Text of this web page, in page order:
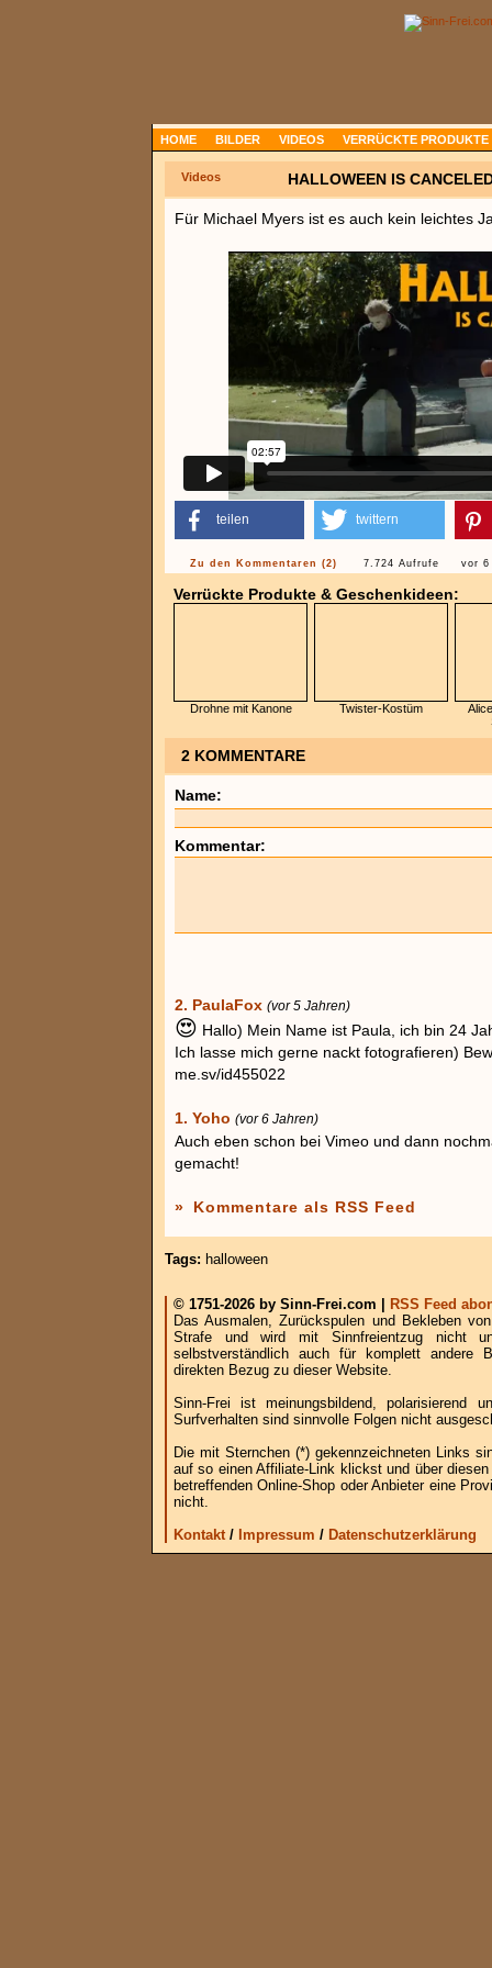
HOME BILDER VIDEOS VERRÜCKTE PRODUKTE
Videos HALLOWEEN IS
Für Michael Myers ist es auch kein leichtes
teilen twittern
Zu den Kommentaren (2) 7.724 Aufrufe vor 6
Verrückte Produkte & Geschenkideen:
Drohne mit Kanone Twister-Kostüm
2 KOMMENTARE
Name:
Kommentar:
2. PaulaFox (vor 5 Jahren)
😍 Hallo) Mein Name ist Paula, ich bin 24
Ich lasse mich gerne nackt fotografieren)
me.sv/id455022
1. Yoho (vor 6 Jahren)
Auch eben schon bei Vimeo und dann
gemacht!
» Kommentare als RSS Feed
Tags: halloween
© 1751-2026 by Sinn-Frei.com |
RSS Feed
Das Ausmalen, Zurückspulen und Bekleben
Strafe und wird mit Sinnfreientzug nicht
selbstverständlich auch für komplett andere
direkten Bezug zu dieser Website.
Sinn-Frei ist meinungsbildend, polarisierend
Surfverhalten sind sinnvolle Folgen nicht
Die mit Sternchen (*) gekennzeichneten Links
auf so einen Affiliate-Link klickst und über
betreffenden Online-Shop oder Anbieter eine
nicht.
Kontakt/ Impressum / Datenschutzerklärung